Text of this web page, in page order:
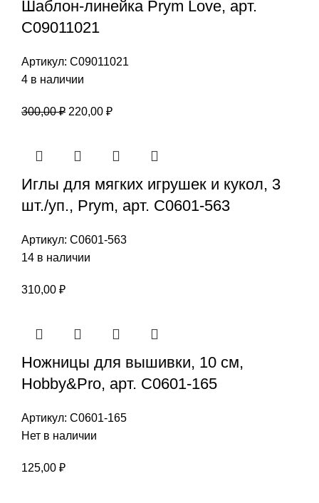
Шаблон-линейка Prym Love, арт.
С09011021
Артикул: С09011021
4 в наличии
300,00₽ Первоначальная
300,00 ₽.
220,00 ₽Текущая
Иглы для мягких игрушек и кукол, 3
шт./уп., Prym, арт. С0601-563
Артикул: С0601-563
14 в наличии
310,00 ₽
Ножницы для вышивки, 10 см,
Hobby&Pro, арт. С0601-165
Артикул: С0601-165
Нет в наличии
125,00 ₽